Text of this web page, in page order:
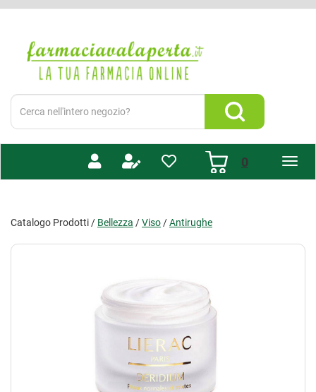
principale
Valaperta
Cerca
Prodotto
Cerca Prodotto
0prodotti
Catalogo Prodotti / Bellezza /Viso /Antirughe